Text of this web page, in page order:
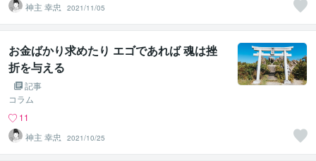
神主 幸忠
2021/11/05
お金ばかり求めたり エゴであれば 魂は挫
折を与える
記事
コラム
11
神主 幸忠
2021/10/25